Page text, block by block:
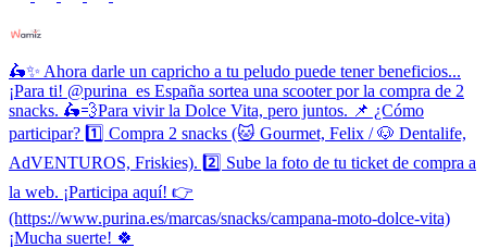
🛵✨ Ahora darle un capricho a tu peludo puede tener beneficios...
¡Para ti! @purina_es España sortea una scooter por la compra de 2
snacks. 🛵💨Para vivir la Dolce Vita, pero juntos. 📌 ¿Cómo
participar? 1️⃣ Compra 2 snacks (🐱 Gourmet, Felix / 🐶 Dentalife,
AdVENTUROS, Friskies). 2️⃣ Sube la foto de tu ticket de compra a
la web. ¡Participa aquí! 👉
(https://www.purina.es/marcas/snacks/campana-moto-dolce-vita)
¡Mucha suerte! 🍀